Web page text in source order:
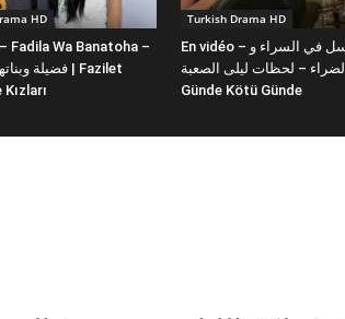
HD
Fadila Wa Banatoha –
Kızları
Turkish Drama HD
En vidéo – مسلسل في السراء و
الضراء – لحظات ليلى الصعبة | İyi
Günde Kötü Günde